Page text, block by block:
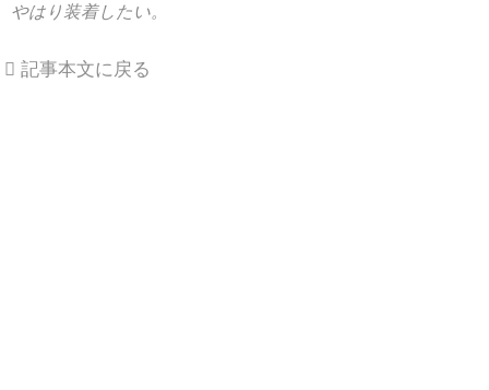
やはり装着したい。
記事本文に戻る